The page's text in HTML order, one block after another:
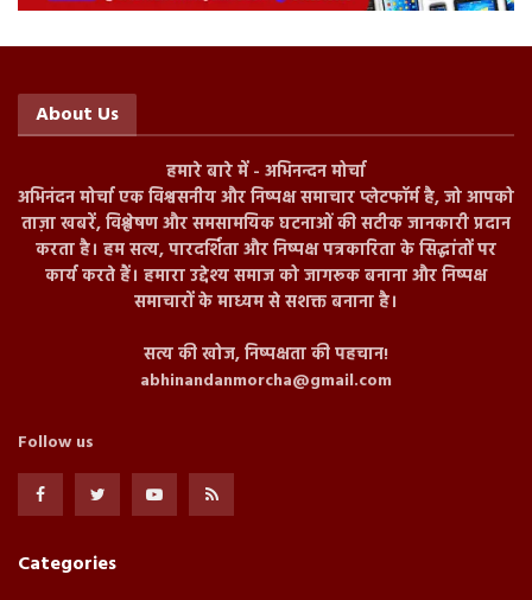
About Us
हमारे बारे में - अभिनन्दन मोर्चा
अभिनंदन मोर्चा एक विश्वसनीय और निष्पक्ष समाचार प्लेटफॉर्म है, जो आपको
ताज़ा खबरें, विश्लेषण और समसामयिक घटनाओं की सटीक जानकारी प्रदान
करता है। हम सत्य, पारदर्शिता और निष्पक्ष पत्रकारिता के सिद्धांतों पर
कार्य करते हैं। हमारा उद्देश्य समाज को जागरूक बनाना और निष्पक्ष
समाचारों के माध्यम से सशक्त बनाना है।
सत्य की खोज, निष्पक्षता की पहचान!
abhinandanmorcha@gmail.com
Follow us
Categories